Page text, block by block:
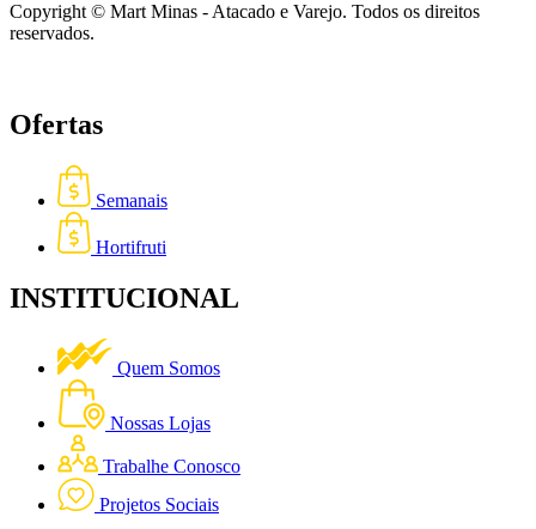
Copyright © Mart Minas - Atacado e Varejo. Todos os direitos
reservados.
Ofertas
Semanais
Hortifruti
INSTITUCIONAL
Quem Somos
Nossas Lojas
Trabalhe Conosco
Projetos Sociais